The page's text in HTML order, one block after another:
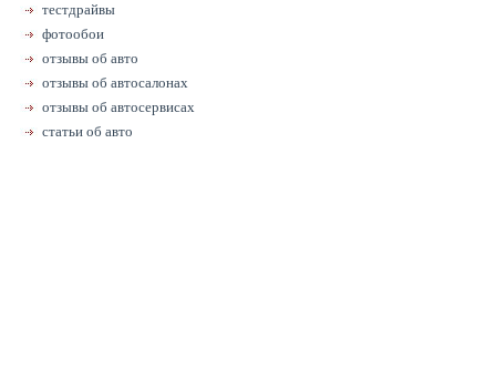
тестдрайвы
фотообои
отзывы об авто
отзывы об автосалонах
отзывы об автосервисах
статьи об авто